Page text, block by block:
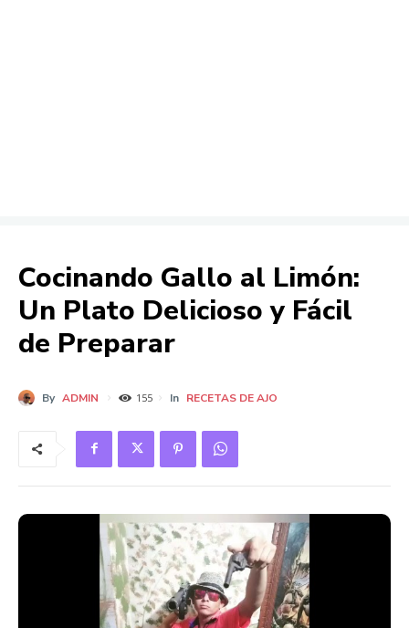
Cocinando Gallo al Limón:
Un Plato Delicioso y Fácil
de Preparar
By ADMIN 155 In RECETAS DE AJO